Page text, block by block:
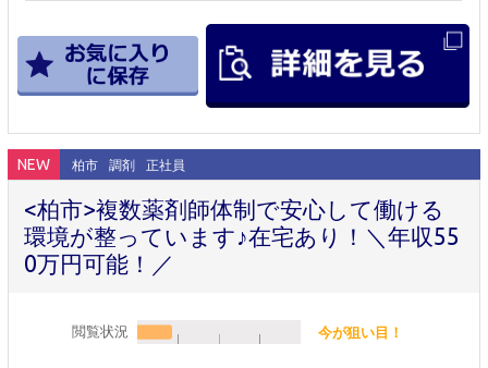
NEW 柏市 調剤 正社員
<柏市>複数薬剤師体制で安心して働ける
環境が整っています♪在宅あり！＼年収55
0万円可能！／
閲覧状況 今が狙い目！